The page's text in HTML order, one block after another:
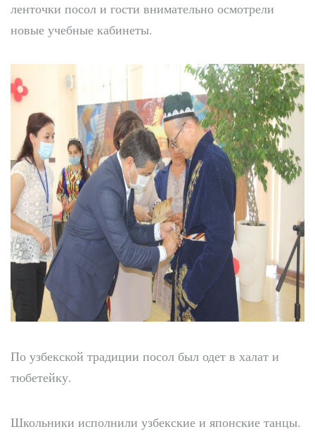
ленточки посол и гости внимательно осмотрели
новые учебные кабинеты.
По узбекской традиции посол был одет в халат и
тюбетейку.
Школьники исполнили узбекские и японские танцы.